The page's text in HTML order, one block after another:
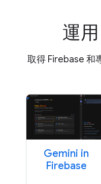
運
取得 Firebase 和
Gemini in
Firebase